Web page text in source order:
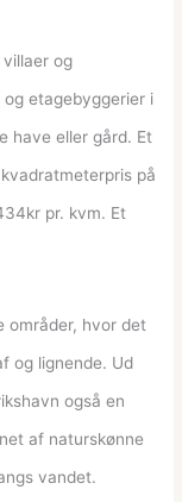
og
etagebyggerier i
have eller gård. Et
på
pr. kvm. Et
områder, hvor det
og lignende. Ud
også en
af naturskønne
vandet.